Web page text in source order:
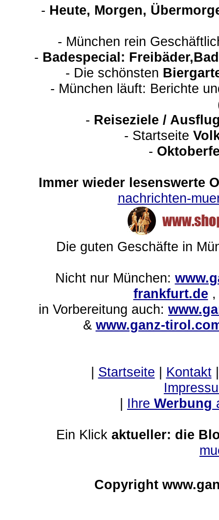
- Heute, Morgen,
- München rein
- Badespecial:
- Die schönsten
- München läuft: Berichte
- Reiseziele /
- Startseite
-
Immer wieder lesenswerte
nachrichten-
Die guten Geschäfte in
Nicht nur München:
frankfurt.de
in Vorbereitung auch:
& www.ganz-
| Startseite | Kontakt
| Ihre Werbung
Ein Klick aktueller: die
Copyright